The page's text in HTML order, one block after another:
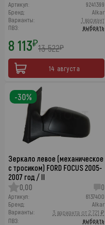
Артикул:
9241399
Бренд:
Alkar
Варианты:
1 вариант
ПВЗ:
выбрать
8 113₽13 522₽
14 августа
Зеркало левое (механическое
с тросиком) FORD FOCUS 2005-
2007 год / II
0,00
0
Артикул:
6137400
Бренд:
Alkar
Варианты:
3 варианта от 2 721 ₽
ПВЗ:
выбрать
-30%